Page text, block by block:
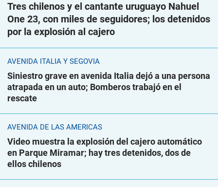
Tres chilenos y el cantante uruguayo Nahuel
One 23, con miles de seguidores; los detenidos
por la explosión al cajero
AVENIDA ITALIA Y SEGOVIA
Siniestro grave en avenida Italia dejó a una persona
atrapada en un auto; Bomberos trabajó en el
rescate
AVENIDA DE LAS AMÉRICAS
Video muestra la explosión del cajero automático
en Parque Miramar; hay tres detenidos, dos de
ellos chilenos